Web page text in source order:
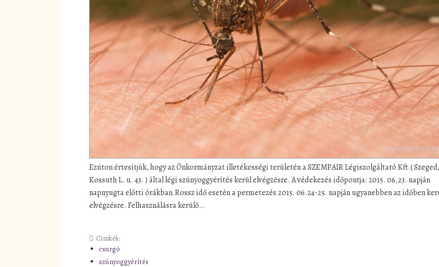
Ezúton értesítjük, hogy az Önkormányzat illetékességi területén a SZEMPAIR Légiszolgáltató Kft.( Szeged,
Kossuth L. u. 43. ) által légi szúnyoggyérítés kerül elvégzésre. A védekezés időpontja: 2015. 06.23. napján
napnyugta előtti órákban.Rossz idő esetén a permetezés 2015. 06.24-25. napján ugyanebben az időben
elvégzésre. Felhasználásra kerülő…
Címkék:
csurgó
szúnyoggyérítés